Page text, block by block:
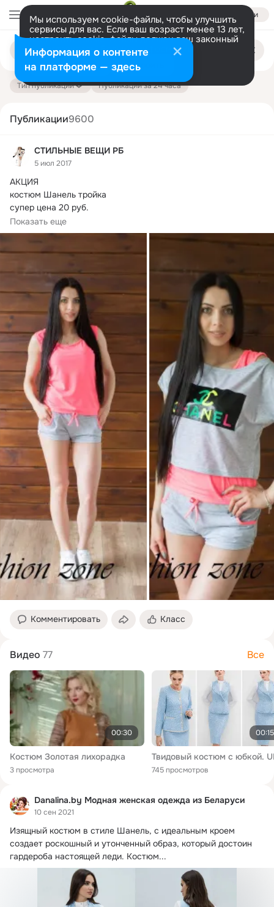
Войти
Мы используем cookie-файлы, чтобы улучшить
сервисы для вас. Если ваш возраст менее 13 лет,
настроить cookie-файлы должен ваш законный
представитель. Больше информации
Разрешить все Настроить
Поиск
публикациям
Тип публикации Публикации за 24 часа
Публикации9600
СТИЛЬНЫЕ ВЕЩИ РБ
5 июл 2017
АКЦИЯ
костюм Шанель тройка
супер цена 20 руб.
серо-розовый 42-1,50-1 розово-белый 42-1 бело-сиреневый
44-1 48-1
42-майка топ-длина...
Показать еще
Комментировать Класс
Видео 77 Все
00:30
Костюм Золотая лихорадка
3 просмотра
00:15
745 просмотров
Danalina.by Модная женская одежда из Беларуси
10 сен 2021
Изящный костюм в стиле Шанель, с идеальным кроем
создает роскошный и утонченный образ, который достоин
гардероба настоящей леди. Костюм...
Информация о контенте
на платформе — здесь